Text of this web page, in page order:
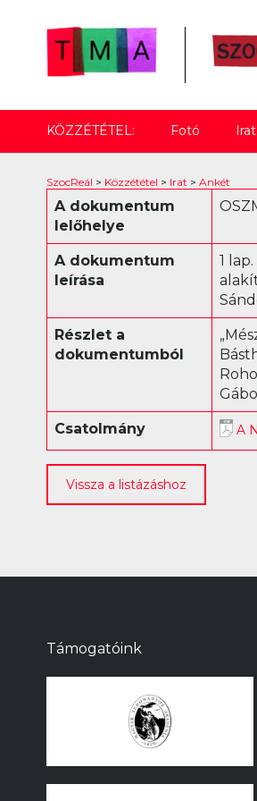
KÖZZÉTÉTEL: Fotó Irat
SzocReál > Közzététel > Irat > Ankét
A dokumentum
lelőhelye
A dokumentum
leírása
1
Részlet a
dokumentumból
Csatolmány A
Vissza a listázáshoz
Támogatóink